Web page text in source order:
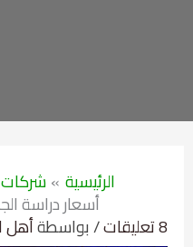
الرئيسية
أسعار دراسة
8 تعليقات / بواسطةأهل